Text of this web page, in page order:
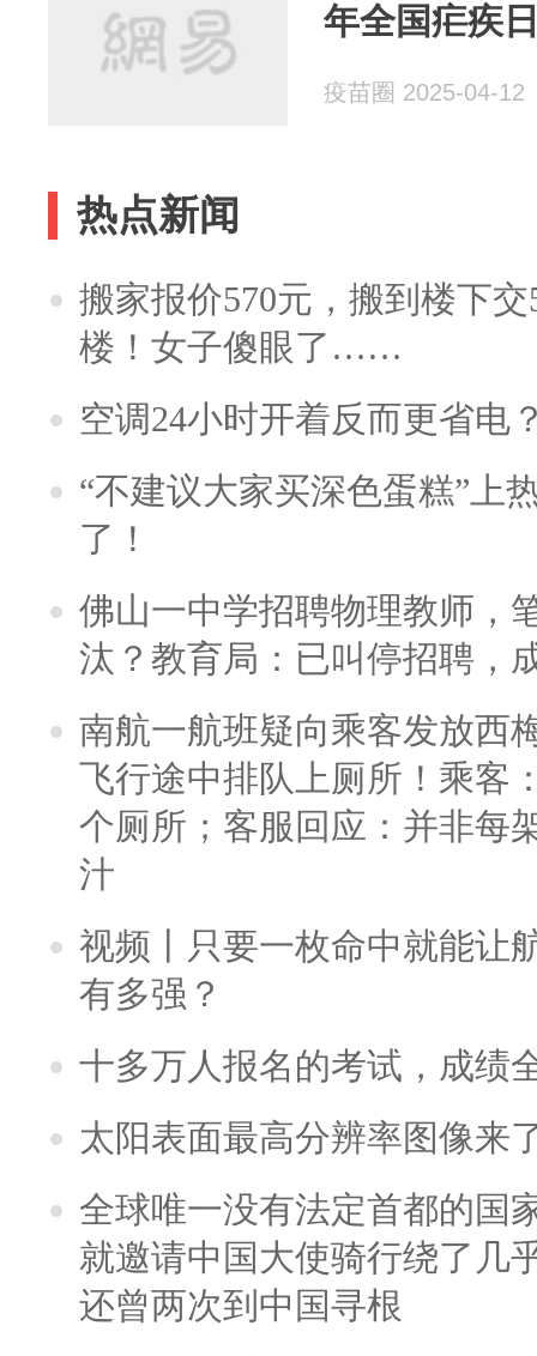
年全国疟疾
疫苗圈 2025-04-12
热点新闻
搬家报价570元，搬到楼下
楼！女子傻眼了……
空调24小时开着反而更省电
“不建议大家买深色蛋糕”上
了！
佛山一中学招聘物理教师，
汰？教育局：已叫停招聘，
南航一航班疑向乘客发放西
飞行途中排队上厕所！乘客
个厕所；客服回应：并非每
汁
视频丨只要一枚命中就能让
有多强？
十多万人报名的考试，成绩
太阳表面最高分辨率图像来
全球唯一没有法定首都的国
就邀请中国大使骑行绕了几
还曾两次到中国寻根